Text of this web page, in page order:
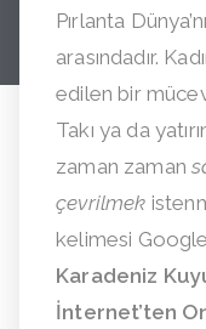
Pırlanta
arasındadır.
edilen bir
Takı ya da
zaman zaman
çevrilmek
kelimesi
Karadeniz
İnternet’ten